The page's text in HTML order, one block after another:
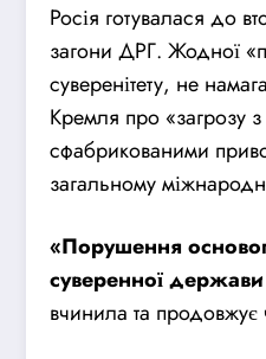
Росія готувалася до
загони ДРГ. Жодної
суверенітету, не
Кремля про «загрозу
сфабрикованими
загальному
«Порушення
суверенної
вчинила та продовжує